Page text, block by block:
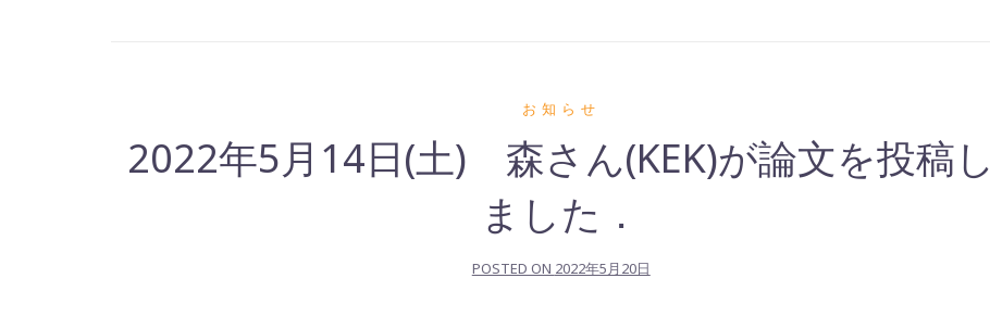
お知らせ
2022年5月14日(土) 森さん(KEK)が論文を投稿し
ました．
POSTED ON 2022年5月20日